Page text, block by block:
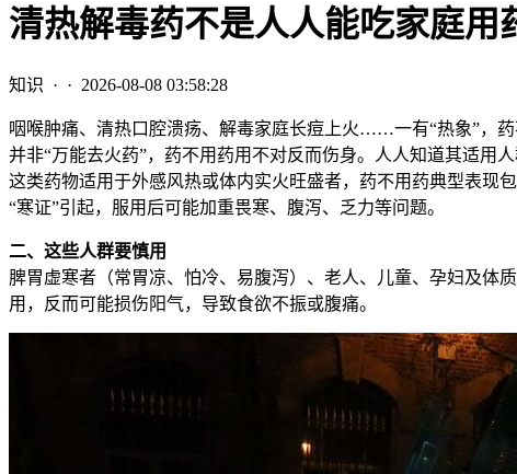
清热解毒药不是人人能吃家庭用
知识 · · 2026-08-08 03:58:28
咽喉肿痛、清热口腔溃疡、解毒家庭长痘上火……一有“热象”，药
并非“万能去火药”，药不用药用不对反而伤身。人人知道其适用
这类药物适用于外感风热或体内实火旺盛者，药不用药典型表现
“寒证”引起，服用后可能加重畏寒、腹泻、乏力等问题。
二、这些人群要慎用
脾胃虚寒者（常胃凉、怕冷、易腹泻）、老人、儿童、孕妇及体
用，反而可能损伤阳气，导致食欲不振或腹痛。